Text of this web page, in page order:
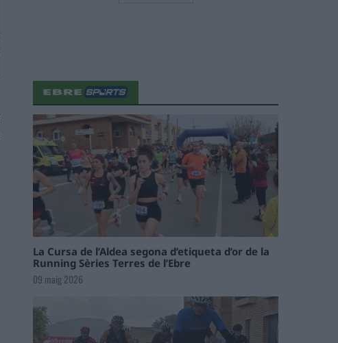
La Cursa de l’Aldea segona d’etiqueta d’or de la
Running Sèries Terres de l’Ebre
09 maig 2026